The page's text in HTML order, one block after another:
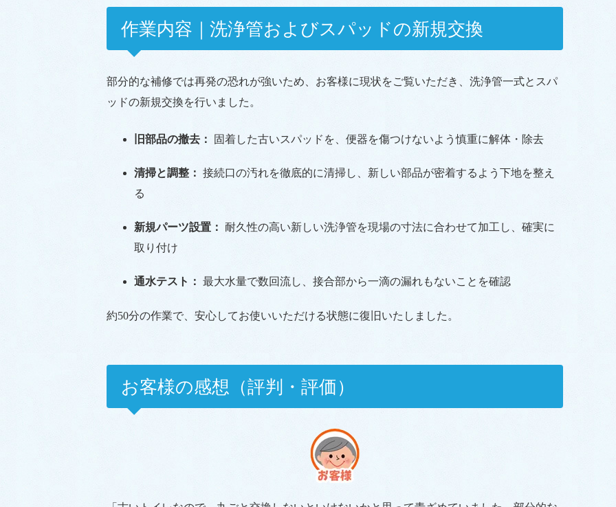
作業内容｜洗浄管およびスパッドの新規交換
部分的な補修では再発の恐れが強いため、お客様に現状をご覧いただき、洗浄管一式とスパ
ッドの新規交換を行いました。
旧部品の撤去： 固着した古いスパッドを、便器を傷つけないよう慎重に解体・除去
清掃と調整： 接続口の汚れを徹底的に清掃し、新しい部品が密着するよう下地を整え
る
新規パーツ設置： 耐久性の高い新しい洗浄管を現場の寸法に合わせて加工し、確実に
取り付け
通水テスト： 最大水量で数回流し、接合部から一滴の漏れもないことを確認
約50分の作業で、安心してお使いいただける状態に復旧いたしました。
お客様の感想（評判・評価）